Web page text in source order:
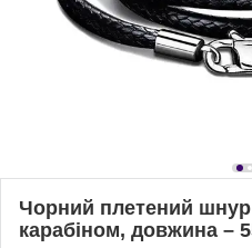
Чорний плетений шнур
карабіном, довжина –